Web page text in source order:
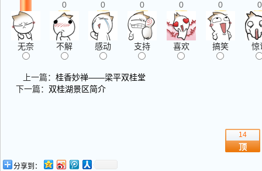
0 0 0 0 0 0
无奈 不解 感动 支持 喜欢 搞笑 惊
上一篇： 桂香妙禅——梁平双桂堂
下一篇： 双桂湖景区简介
14
顶
分享到：